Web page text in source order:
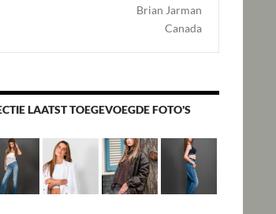
Brian Jarman
Canada
LAATST TOEGEVOEGDE FOTO'S